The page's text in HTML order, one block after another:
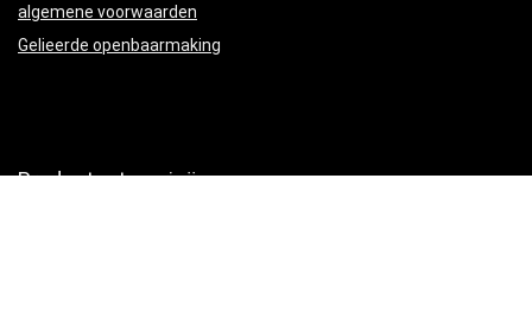
algemene voorwaarden
Gelieerde openbaarmaking
Productcategorieën